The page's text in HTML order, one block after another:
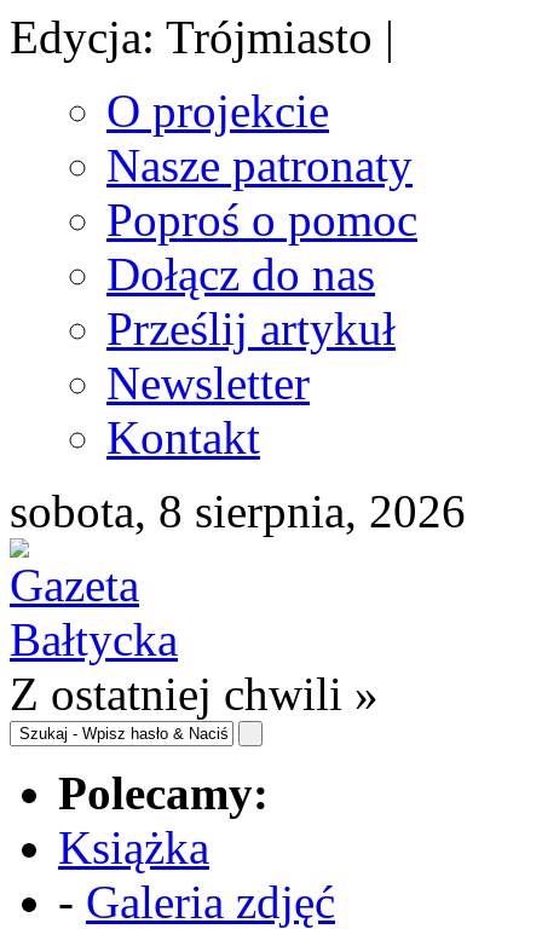
Edycja: Trójmiasto |
O projekcie
Nasze patronaty
Poproś o pomoc
Dołącz do nas
Prześlij artykuł
Newsletter
Kontakt
sobota, 8 sierpnia, 2026
Z ostatniej chwili »
Polecamy:
Książka
- Galeria zdjęć